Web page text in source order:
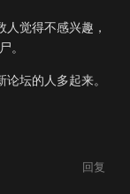
觉得不感兴趣，
。
坛的人多起来。
回复